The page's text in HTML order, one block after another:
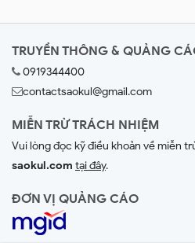
TRUYỀN THÔNG & QUẢNG
0919344400
contactsaokul@gmail.com
MIỄN TRỪ TRÁCH NHIỆM
Vui lòng đọc kỹ điều khoản về miễn
saokul.com tại đây.
ĐƠN VỊ QUẢNG CÁO